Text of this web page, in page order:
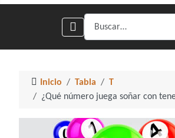
Buscar
Inicio Tabla
T
¿Qué número juega soñar con